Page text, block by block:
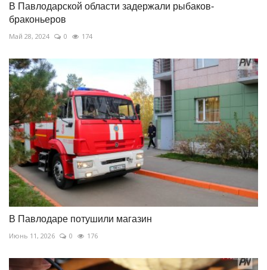
В Павлодарской области задержали рыбаков-
браконьеров
Май 28, 2024 0 174
В Павлодаре потушили магазин
Июнь 11, 2026 0 176